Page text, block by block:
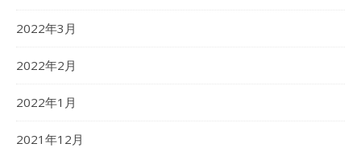
2022年3月
2022年2月
2022年1月
2021年12月